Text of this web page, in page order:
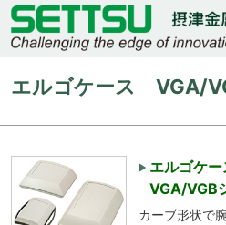
エルゴケース VGA/
エルゴケー
VGA/VGB
カーブ形状で